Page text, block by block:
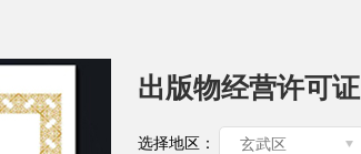
出版物经营许可证
选择地区： 玄武区